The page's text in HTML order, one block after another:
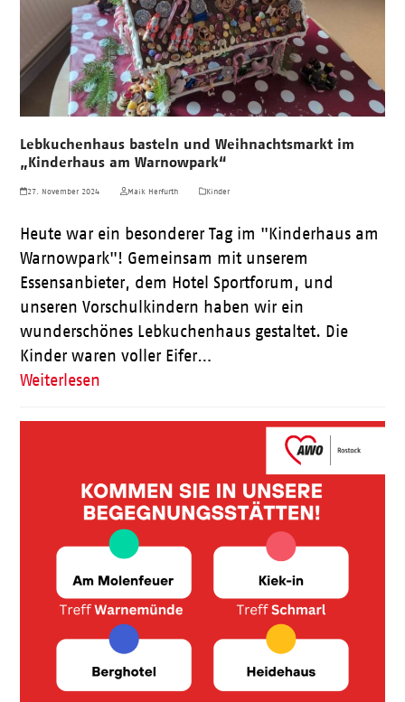
Lebkuchenhaus basteln und Weihnachtsmarkt im
„Kinderhaus am Warnowpark“
27. November 2024 Maik Herfurth Kinder
Heute war ein besonderer Tag im "Kinderhaus am
Warnowpark"! Gemeinsam mit unserem
Essensanbieter, dem Hotel Sportforum, und
unseren Vorschulkindern haben wir ein
wunderschönes Lebkuchenhaus gestaltet. Die
Kinder waren voller Eifer…
Weiterlesen